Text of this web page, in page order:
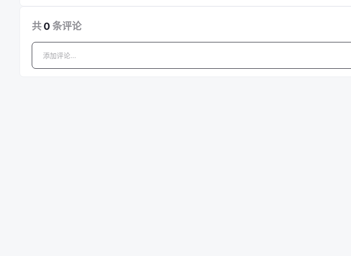
共 0 条评论